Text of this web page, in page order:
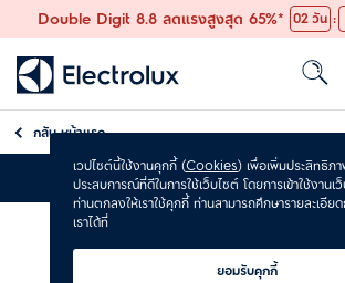
Double Digit 8.8 ลดแรงสูงสุด 65%* 02วัน :
กลับหน้าแรก
ส่งฟรี
ดาวน์โหลดคู่มือการใ
เวปไซต์นี้ใช้งานคุกกี้ (Cookies) เพื่อเพิ่มประสิทธิภ
ประสบการณ์ที่ดีในการใช้เว็บไซต์ โดยการเข้าใช้งานเ
ท่านตกลงให้เราใช้คุกกี้ ท่านสามารถศึกษารายละเอีย
เราได้ที่
ยอมรับคุกกี้